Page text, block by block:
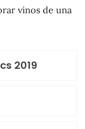
vinos de una
2019